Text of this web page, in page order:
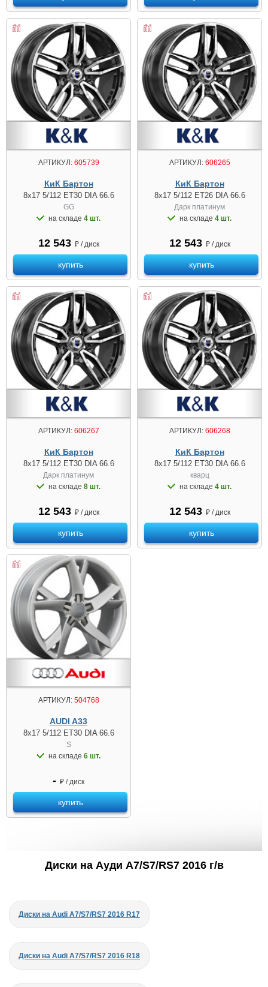
АРТИКУЛ:605739
КиК Бартон
8x17 5/112 ET30 DIA 66.6
GG
на складе 4 шт.
12 543 ₽ / диск
купить
АРТИКУЛ:606265
КиК Бартон
8x17 5/112 ET26 DIA 66.6
Дарк платинум
на складе 4 шт.
12 543 ₽ / диск
купить
АРТИКУЛ:606267
КиК Бартон
8x17 5/112 ET30 DIA 66.6
Дарк платинум
на складе 8 шт.
12 543 ₽ / диск
купить
АРТИКУЛ:606268
КиК Бартон
8x17 5/112 ET30 DIA 66.6
кварц
на складе 4 шт.
12 543 ₽ / диск
купить
АРТИКУЛ:504768
AUDI A33
8x17 5/112 ET30 DIA 66.6
S
на складе 6 шт.
- ₽ / диск
купить
Диски на Ауди A7/S7/RS7 2016 г/в
Диски на Audi A7/S7/RS7 2016 R17
Диски на Audi A7/S7/RS7 2016 R18